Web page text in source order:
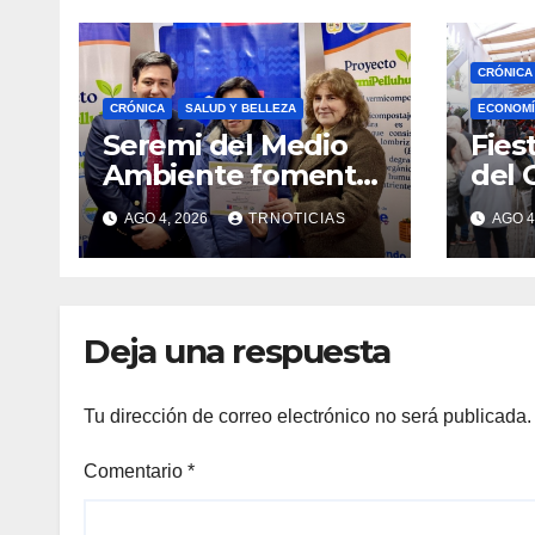
CRÓNICA SALUD Y BELLEZA
Seremi del Medio
Ambiente fomentó
iniciativa de
vermicompostaje
domiciliario en
AGO 4, 2026 TRNOTICIAS
CRÓNICA
del
AGO
Deja una respuesta
Tu dirección de correo electrónico no será publicada.
Comentario *